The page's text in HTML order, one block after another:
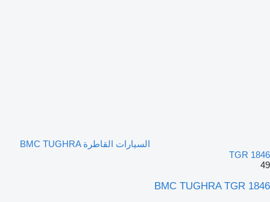
السيارات القاطرة BMC TUGHRA
TGR 1846
49
BMC TUGHRA TGR 1846